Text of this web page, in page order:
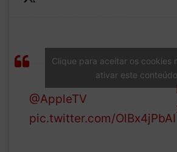
livery. Our season kicks off
March 7th streaming on
@AppleTV
pic.twitter.com/OlBx4jPbAI
Clique para aceitar os cookies
ativar este conteúdo